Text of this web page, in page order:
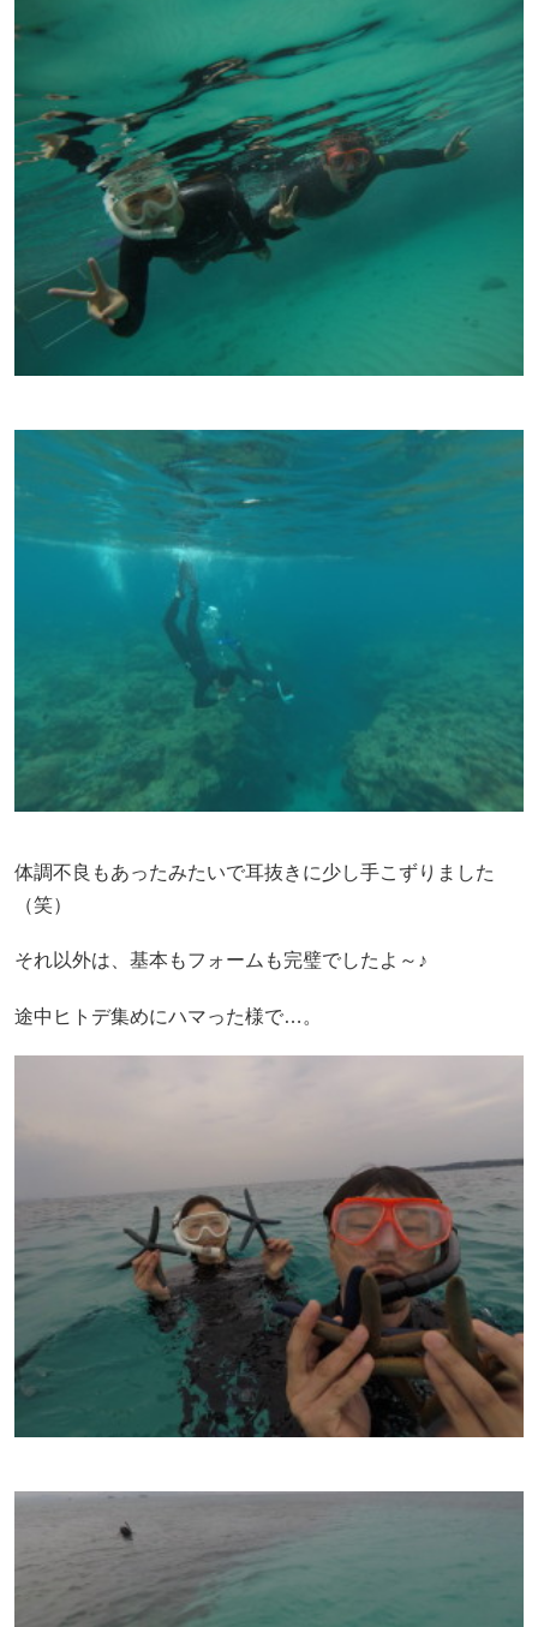
体調不良もあったみたいで耳抜きに少し手こずりました
（笑）
それ以外は、基本もフォームも完璧でしたよ～♪
途中ヒトデ集めにハマった様で…。